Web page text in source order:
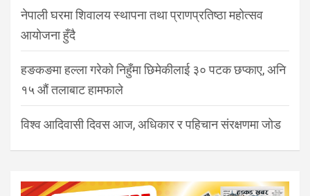
नेपाली घरमा शिवालय स्थापना तथा प्राणप्रतिष्ठा महोत्सव
आयोजना हुँदै
हङकङमा हल्ला गरेको निहुँमा छिमेकीलाई ३० पटक छप्काए, अनि
१५ औं तलाबाट हामफाले
विश्व आदिवासी दिवस आज, अधिकार र पहिचान संरक्षणमा जोड